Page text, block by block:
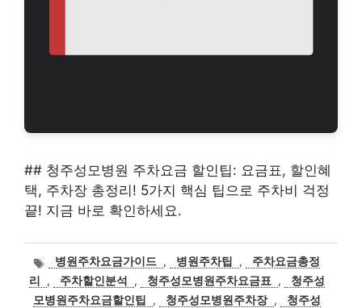
## 청주성모병원 주차요금 할인팁: 요금표, 할인혜
택, 주차장 총정리! 5가지 핵심 팁으로 주차비 걱정
끝! 지금 바로 확인하세요.
태병원주차요금가이드 , 병원주차팁 ,
주차요금총정
리
, 주차할인분석 , 청주성모병원주차요금표 ,
청주성
모병원주차요금할인팁
, 청주성모병원주차장 ,
청주성